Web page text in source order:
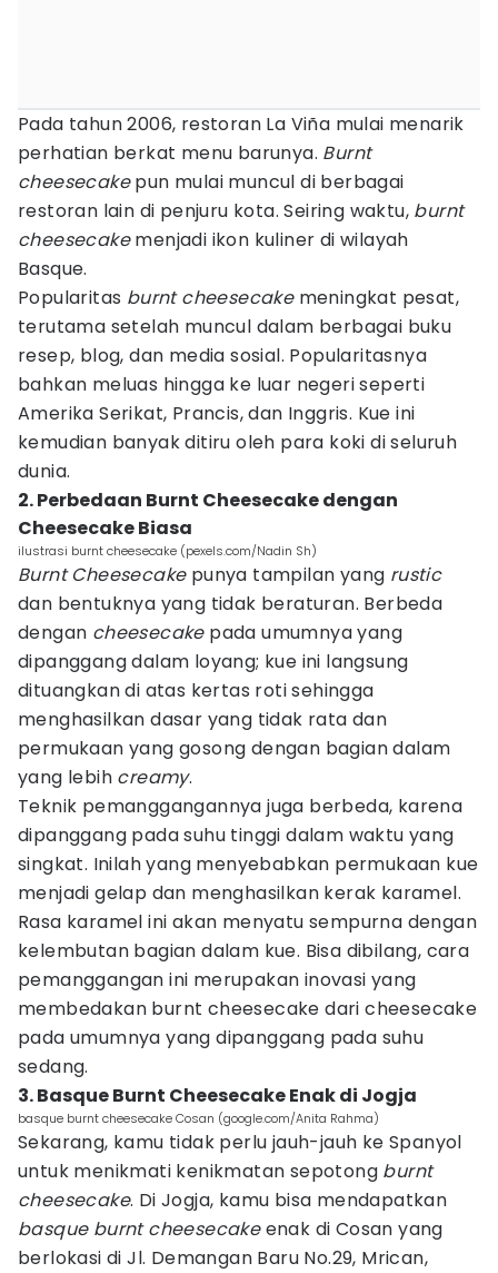
Pada tahun 2006, restoran La Viña mulai menarik
perhatian berkat menu barunya. Burnt
cheesecakepun mulai muncul di berbagai
restoran lain di penjuru kota. Seiring waktu, burnt
cheesecakemenjadi ikon kuliner di wilayah
Basque.
Popularitas burnt cheesecakemeningkat pesat,
terutama setelah muncul dalam berbagai buku
resep, blog, dan media sosial. Popularitasnya
bahkan meluas hingga ke luar negeri seperti
Amerika Serikat, Prancis, dan Inggris. Kue ini
kemudian banyak ditiru oleh para koki di seluruh
dunia.
2. Perbedaan Burnt Cheesecake dengan
Cheesecake Biasa
ilustrasi burnt cheesecake (pexels.com/Nadin Sh)
Burnt Cheesecakepunya tampilan yang rustic
dan bentuknya yang tidak beraturan. Berbeda
dengan cheesecakepada umumnya yang
dipanggang dalam loyang; kue ini langsung
dituangkan di atas kertas roti sehingga
menghasilkan dasar yang tidak rata dan
permukaan yang gosong dengan bagian dalam
yang lebih creamy.
Teknik pemanggangannya juga berbeda, karena
dipanggang pada suhu tinggi dalam waktu yang
singkat. Inilah yang menyebabkan permukaan kue
menjadi gelap dan menghasilkan kerak karamel.
Rasa karamel ini akan menyatu sempurna dengan
kelembutan bagian dalam kue. Bisa dibilang, cara
pemanggangan ini merupakan inovasi yang
membedakan burnt cheesecake dari cheesecake
pada umumnya yang dipanggang pada suhu
sedang.
3. Basque Burnt Cheesecake Enak di Jogja
basque burnt cheesecake Cosan (google.com/Anita Rahma)
Sekarang, kamu tidak perlu jauh-jauh ke Spanyol
untuk menikmati kenikmatan sepotong burnt
cheesecake. Di Jogja, kamu bisa mendapatkan
basque burnt cheesecakeenak di Cosan yang
berlokasi di Jl. Demangan Baru No.29, Mrican,